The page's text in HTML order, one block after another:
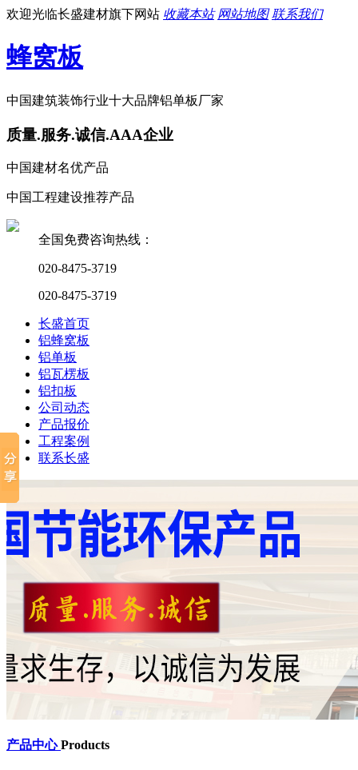
欢迎光临长盛建材旗下网站 收藏本站 网站地图 联系我们
蜂窝板
中国建筑装饰行业十大品牌铝单板厂家
质量.服务.诚信.AAA企业
中国建材名优产品
中国工程建设推荐产品
全国免费咨询热线：
020-8475-3719
020-8475-3719
长盛首页
铝蜂窝板
铝单板
铝瓦楞板
铝扣板
公司动态
产品报价
工程案例
联系长盛
产品中心Products